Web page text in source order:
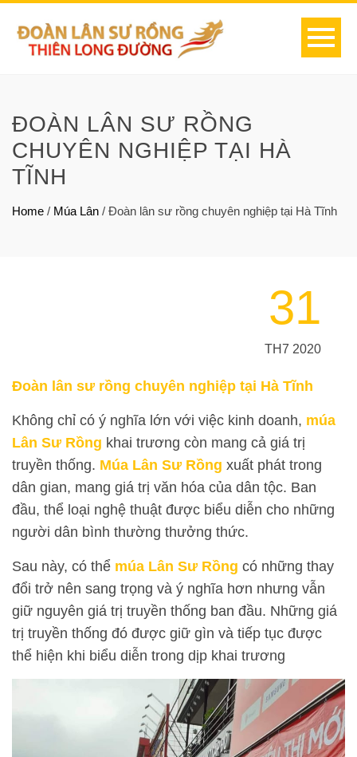
ĐOÀN LÂN SƯ RỒNG
CHUYÊN NGHIỆP TẠI HÀ
TĨNH
Home / Múa Lân / Đoàn lân sư rồng chuyên nghiệp tại Hà Tĩnh
31
TH7 2020
Đoàn lân sư rồng chuyên nghiệp tại Hà Tĩnh
Không chỉ có ý nghĩa lớn với việc kinh doanh, múa
Lân Sư Rồng khai trương còn mang cả giá trị
truyền thống. Múa Lân Sư Rồng xuất phát trong
dân gian, mang giá trị văn hóa của dân tộc. Ban
đầu, thể loại nghệ thuật được biểu diễn cho những
người dân bình thường thưởng thức.
Sau này, có thể múa Lân Sư Rồng có những thay
đổi trở nên sang trọng và ý nghĩa hơn nhưng vẫn
giữ nguyên giá trị truyền thống ban đầu. Những giá
trị truyền thống đó được giữ gìn và tiếp tục được
thể hiện khi biểu diễn trong dịp khai trương